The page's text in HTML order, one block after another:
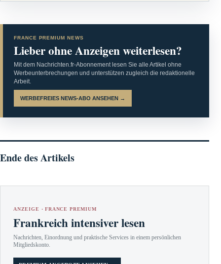
FRANCE PREMIUM NEWS
Lieber ohne Anzeigen weiterlesen?
Mit dem Nachrichten.fr-Abonnement lesen Sie alle Artikel ohne
Werbeunterbrechungen und unterstützen zugleich die redaktionelle
Arbeit.
WERBEFREIES NEWS-ABO ANSEHEN →
Ende des Artikels
ANZEIGE · FRANCE PREMIUM
Frankreich intensiver lesen
Nachrichten, Einordnung und praktische Services in einem persönlichen
Mitgliedskonto.